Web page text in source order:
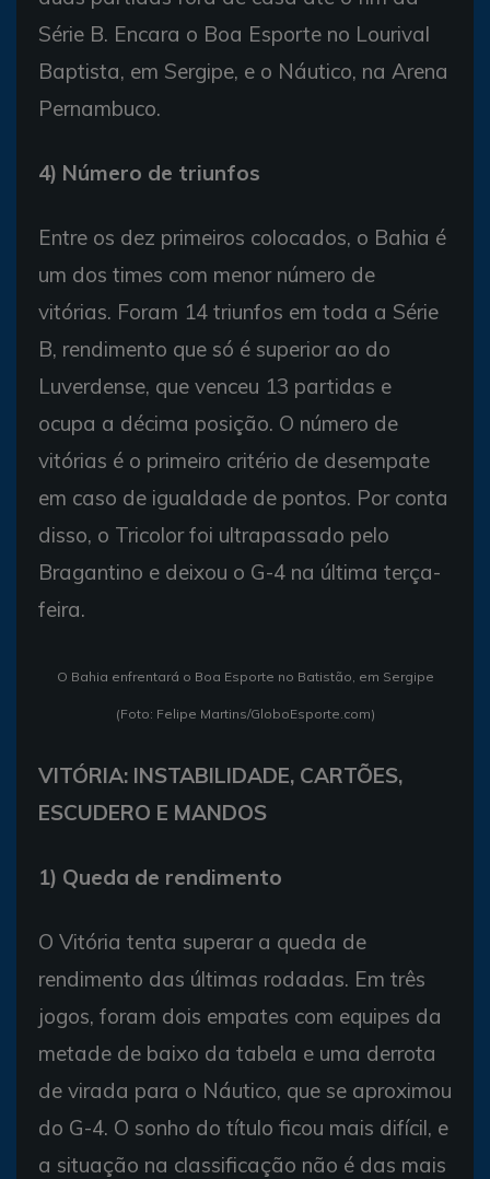
Série B. Encara o Boa Esporte no Lourival
Baptista, em Sergipe, e o Náutico, na Arena
Pernambuco.
4) Número de triunfos
Entre os dez primeiros colocados, o Bahia é
um dos times com menor número de
vitórias. Foram 14 triunfos em toda a Série
B, rendimento que só é superior ao do
Luverdense, que venceu 13 partidas e
ocupa a décima posição. O número de
vitórias é o primeiro critério de desempate
em caso de igualdade de pontos. Por conta
disso, o Tricolor foi ultrapassado pelo
Bragantino e deixou o G-4 na última terça-
feira.
O Bahia enfrentará o Boa Esporte no Batistão, em Sergipe
(Foto: Felipe Martins/GloboEsporte.com)
VITÓRIA: INSTABILIDADE, CARTÕES,
ESCUDERO E MANDOS
1) Queda de rendimento
O Vitória tenta superar a queda de
rendimento das últimas rodadas. Em três
jogos, foram dois empates com equipes da
metade de baixo da tabela e uma derrota
de virada para o Náutico, que se aproximou
do G-4. O sonho do título ficou mais difícil, e
a situação na classificação não é das mais